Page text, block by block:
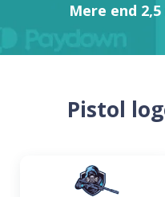
Mere end
Pistol